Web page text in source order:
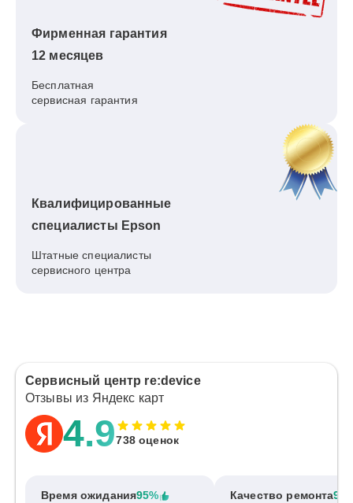
Фирменная гарантия
12 месяцев
Бесплатная
сервисная гарантия
Квалифицированные
специалисты Epson
Штатные специалисты
сервисного центра
Сервисный центр re:device
Отзывы из Яндекс карт
4.9738 оценок
Время ожидания95%
Качество ремонта